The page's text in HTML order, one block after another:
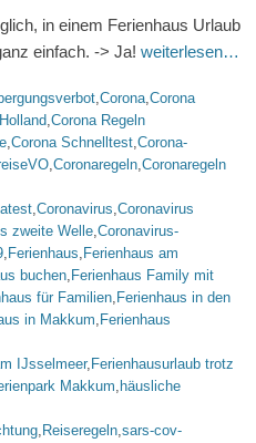
in einem Ferienhaus Urlaub
einfach. -> Ja! weiterlesen…
,Corona,Corona
,Corona Regeln
,Corona Schnelltest,Corona-
,Coronaregeln,Coronaregeln
,Coronavirus,Coronavirus
zweite Welle,Coronavirus-
, Ferienhaus, Ferienhaus am
buchen, Ferienhaus Family mit
für Familien, Ferienhaus in den
in Makkum, Ferienhaus
IJsselmeer, Ferienhausurlaub trotz
Makkum, häusliche
, Reiseregeln,sars-cov-